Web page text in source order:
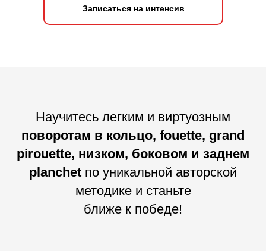
Записаться на интенсив
Научитесь легким и виртуозным
поворотам в кольцо, fouette, grand
pirouette, низком, боковом и заднем
planchet по уникальной авторской
методике и станьте
ближе к победе!